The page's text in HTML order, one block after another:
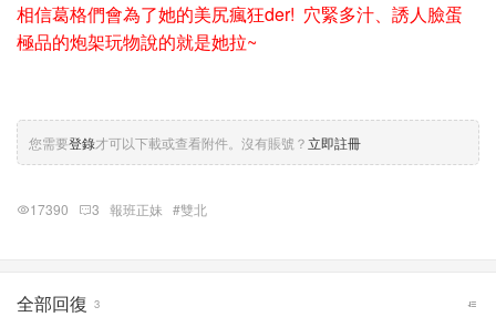
相信葛格們會為了她的美尻瘋狂der! 穴緊多汁、誘人臉蛋
極品的炮架玩物說的就是她拉~
您需要登錄才可以下載或查看附件。沒有賬號？立即註冊
17390 3 報班正妹 #雙北
全部回復 3